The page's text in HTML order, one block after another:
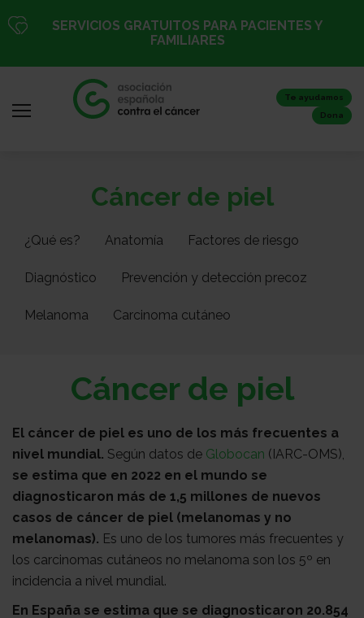
al
principal
SERVICIOS GRATUITOS PARA PACIENTES Y
FAMILIARES
Te ayudamos
Dona
Registro
Inicio
Sobre
nosotros
Colabora
Todo
sobre
Investigación
cáncer
Cáncer de piel
¿Qué es? Anatomía Factores de riesgo
Diagnóstico Prevención y detección precoz
Melanoma Carcinoma cutáneo
Cáncer de piel
El cáncer de piel es uno de los más frecuentes a
nivel mundial. Según datos de Globocan (IARC-OMS),
se estima que en 2022 en el mundo se
diagnosticaron más de 1,5 millones de nuevos
casos de cáncer de piel (melanomas y no
melanomas). Es uno de los tumores más frecuentes y
los carcinomas cutáneos no melanoma son los 5º en
incidencia a nivel mundial.
En España se estima que se diagnosticaron 20.854